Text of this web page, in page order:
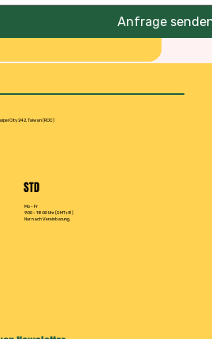
Anfrage
City 242, Taiwan (ROC)
Mo - Fr
9:00 - 18:00 Uhr (GMT+8)
Nur nach Vereinbarung.
STD